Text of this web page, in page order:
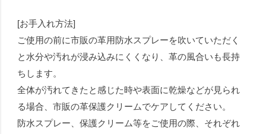
[お手入れ方法]
ご使用の前に市販の革用防水スプレーを吹いていただく
と水分や汚れが浸み込みにくくなり、革の風合いも長持
ちします。
全体が汚れてきたと感じた時や表面に乾燥などが見られ
る場合、市販の革保護クリームでケアしてください。
防水スプレー、保護クリーム等をご使用の際、それぞれ